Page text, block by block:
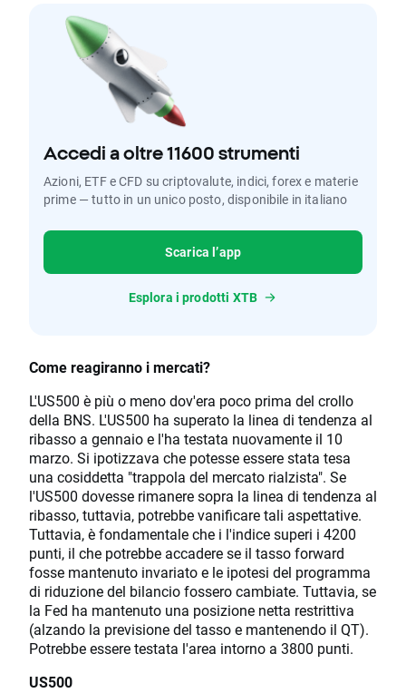
Accedi a oltre 11600 strumenti
Azioni, ETF e CFD su criptovalute, indici, forex e materie
prime — tutto in un unico posto, disponibile in italiano
Scarica l’app
Esplora i prodotti XTB
Come reagiranno i mercati?
L'US500 è più o meno dov'era poco prima del crollo
della BNS. L'US500 ha superato la linea di tendenza al
ribasso a gennaio e l'ha testata nuovamente il 10
marzo. Si ipotizzava che potesse essere stata tesa
una cosiddetta "trappola del mercato rialzista". Se
l'US500 dovesse rimanere sopra la linea di tendenza al
ribasso, tuttavia, potrebbe vanificare tali aspettative.
Tuttavia, è fondamentale che i l'indice superi i 4200
punti, il che potrebbe accadere se il tasso forward
fosse mantenuto invariato e le ipotesi del programma
di riduzione del bilancio fossero cambiate. Tuttavia, se
la Fed ha mantenuto una posizione netta restrittiva
(alzando la previsione del tasso e mantenendo il QT).
Potrebbe essere testata l'area intorno a 3800 punti.
US500